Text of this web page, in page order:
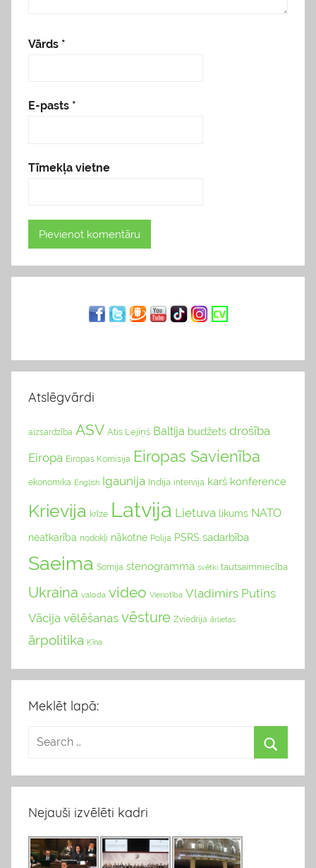
Vārds *
E-pasts *
Tīmekļa vietne
Atslēgvārdi
aizsardzība ASV Atis Lejiņš Baltija budžets drošība
Eiropa Eiropas Komisija Eiropas Savienība
ekonomika English Igaunija Indija intervija karš konference
Krievija krīze Latvija Lietuva likums NATO
neatkarība nodokļi nākotne Polija PSRS sadarbība
Saeima Somija stenogramma svētki tautsaimniecība
Ukraina valoda video Vienotība Vladimirs Putins
Vācija vēlēšanas vēsture Zviedrija ārlietas
ārpolitika Ķīna
Meklēt lapā:
Nejauši izvēlēti kadri